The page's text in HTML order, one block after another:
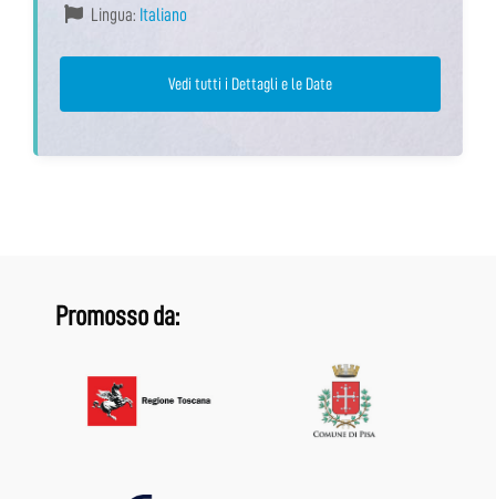
Lingua: Italiano
Vedi tutti i Dettagli e le Date
Promosso da: